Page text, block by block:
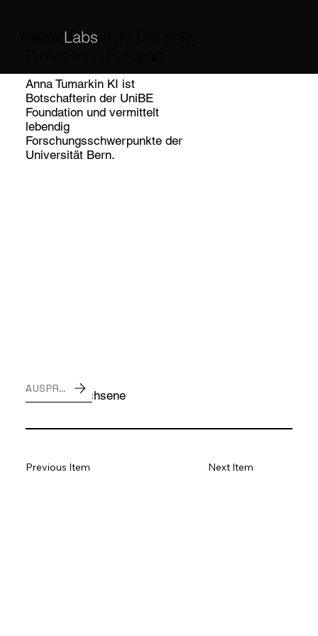
Labs
Anna Tumarkin: Die erste
Anna Tumarkin KI ist
Botschafterin der UniBE
Foundation und vermittelt
lebendig
Forschungsschwerpunkte der
Universität Bern.
Erwachsene
Zielgruppe: AUSPROBIEREN
Next Item
Previous Item